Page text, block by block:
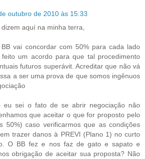
outubro de 2010 às 15:33
aquí na minha terra,
vai concordar com 50% para cada lado
um acordo para que tal procedimento
futuros superávit. Acreditar que não vá
a ser uma prova de que somos ingênuos
eu sei o fato de se abrir negociação não
que aceitar o que for proposto pelo
50%) caso verificarmos que as condições
trazer danos à PREVI (Plano 1) no curto
O BB fez e nos faz de gato e sapato e
obrigação de aceitar sua proposta? Não